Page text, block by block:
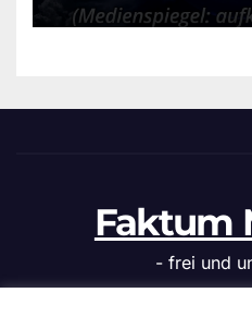
Faktum
- frei und